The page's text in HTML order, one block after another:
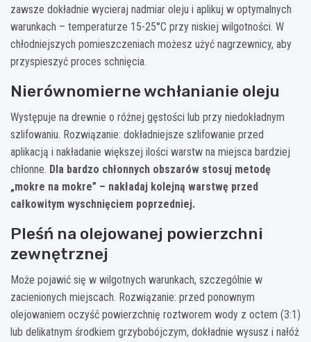
zawsze dokładnie wycieraj nadmiar oleju i aplikuj w optymalnych
warunkach – temperaturze 15-25°C przy niskiej wilgotności. W
chłodniejszych pomieszczeniach możesz użyć nagrzewnicy, aby
przyspieszyć proces schnięcia.
Nierównomierne wchłanianie oleju
Występuje na drewnie o różnej gęstości lub przy niedokładnym
szlifowaniu. Rozwiązanie: dokładniejsze szlifowanie przed
aplikacją i nakładanie większej ilości warstw na miejsca bardziej
chłonne. Dla bardzo chłonnych obszarów stosuj metodę
„mokre na mokre” – nakładaj kolejną warstwę przed
całkowitym wyschnięciem poprzedniej.
Pleśń na olejowanej powierzchni
zewnętrznej
Może pojawić się w wilgotnych warunkach, szczególnie w
zacienionych miejscach. Rozwiązanie: przed ponownym
olejowaniem oczyść powierzchnię roztworem wody z octem (3:1)
lub delikatnym środkiem grzybobójczym, dokładnie wysusz i nałóż